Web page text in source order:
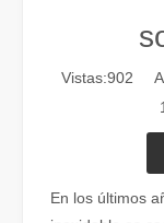
Vistas:902
En los últimos